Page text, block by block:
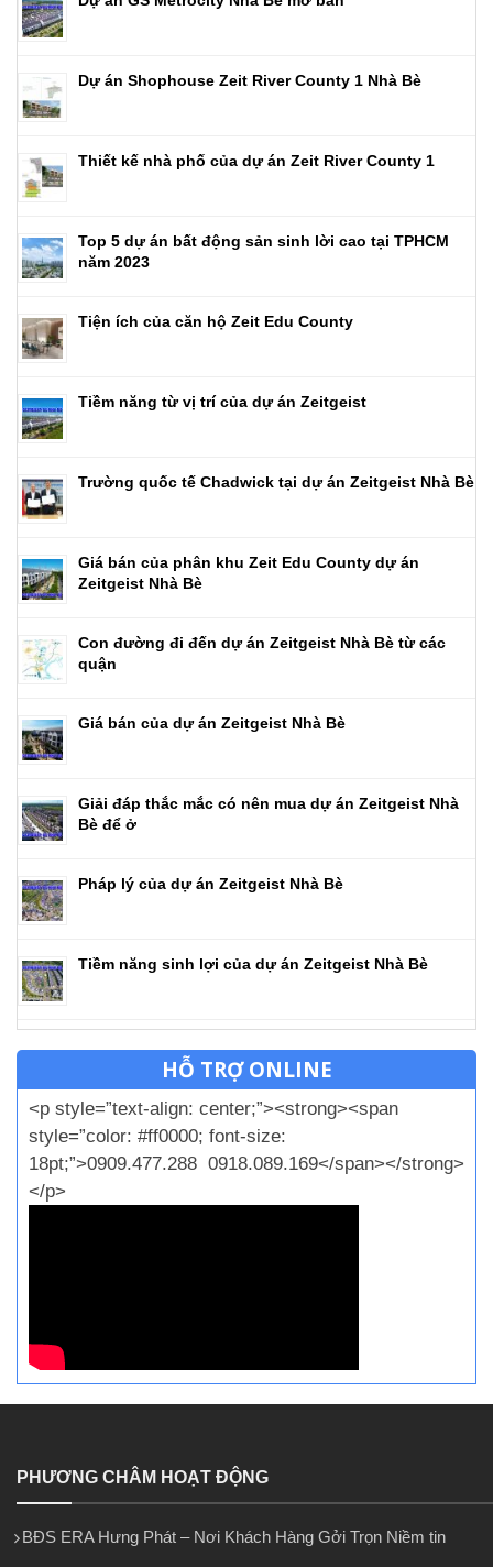
Dự án Shophouse Zeit River County 1 Nhà Bè
Thiết kế nhà phố của dự án Zeit River County 1
Top 5 dự án bất động sản sinh lời cao tại TPHCM
năm 2023
Tiện ích của căn hộ Zeit Edu County
Tiềm năng từ vị trí của dự án Zeitgeist
Trường quốc tế Chadwick tại dự án Zeitgeist Nhà Bè
Giá bán của phân khu Zeit Edu County dự án
Zeitgeist Nhà Bè
Con đường đi đến dự án Zeitgeist Nhà Bè từ các
quận
Giá bán của dự án Zeitgeist Nhà Bè
Giải đáp thắc mắc có nên mua dự án Zeitgeist Nhà
Bè để ở
Pháp lý của dự án Zeitgeist Nhà Bè
Tiềm năng sinh lợi của dự án Zeitgeist Nhà Bè
HỖ TRỢ ONLINE
<p style=”text-align: center;”><strong><span
style=”color: #ff0000; font-size:
18pt;”>0909.477.288 0918.089.169</span></strong>
</p>
PHƯƠNG CHÂM HOẠT ĐỘNG
BĐS ERA Hưng Phát – Nơi Khách Hàng Gởi Trọn Niềm tin